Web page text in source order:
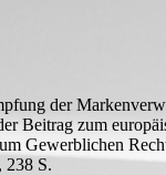
der
Beitrag zum
Gewerblichen
238 S.